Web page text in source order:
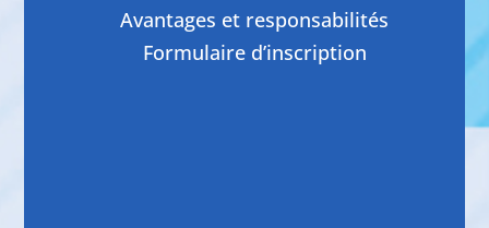
Avantages et responsabilités
Formulaire d’inscription